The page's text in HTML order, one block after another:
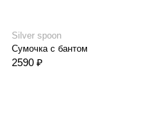
Silver spoon
Сумочка с бантом
2590 ₽